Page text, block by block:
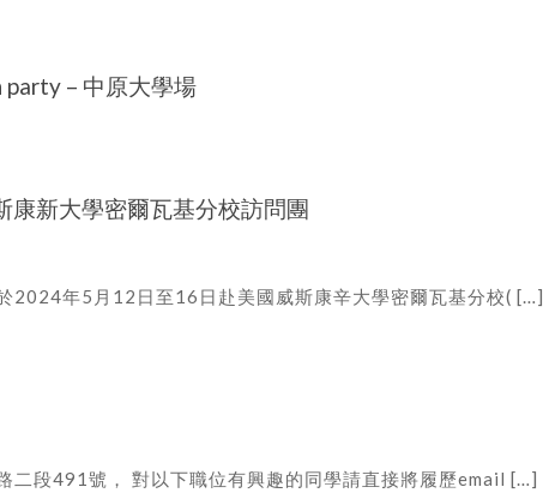
– 中原大學場
康新大學密爾瓦基分校訪問團
2024年5月12日至16日赴美國威斯康辛大學密爾瓦基分校( […]
二段491號， 對以下職位有興趣的同學請直接將履歷email […]